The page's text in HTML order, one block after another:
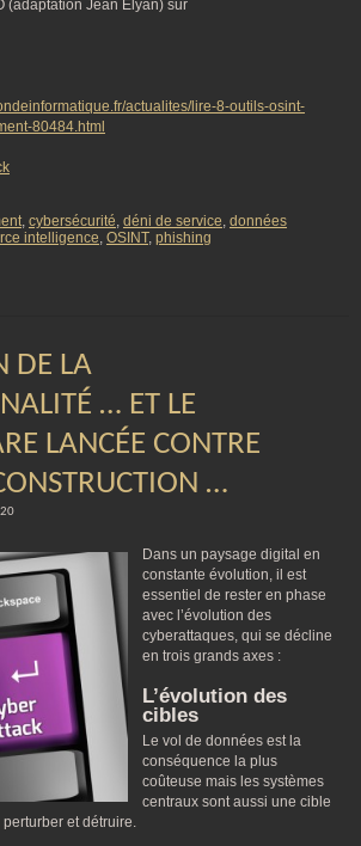
(adaptation Jean Elyan) sur
actualites/lire-8-outils-osint-
80484.html
, cybersécurité, déni de service, données
intelligence, OSINT, phishing
DE LA
… ET LE
LANCÉE CONTRE
…
Dans un paysage digital en
constante évolution, il est
essentiel de rester en phase
avec l’évolution des
cyberattaques, qui se décline
en trois grands axes :
L’évolution des
cibles
Le vol de données est la
conséquence la plus
coûteuse mais les systèmes
centraux sont aussi une cible
et détruire.